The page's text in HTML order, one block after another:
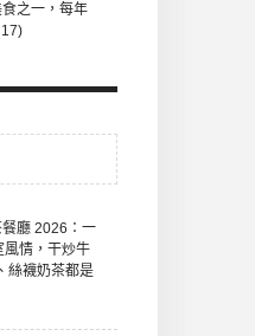
之一，每年
餐廳 2026：一
情，干炒牛
絲襪奶茶都是